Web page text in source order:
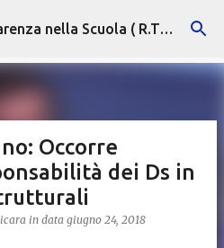
principali Regolarità e Trasparenza nella Scuola ( R.T.S. )
Occorre
dei Ds in
in data giugno 24, 2018